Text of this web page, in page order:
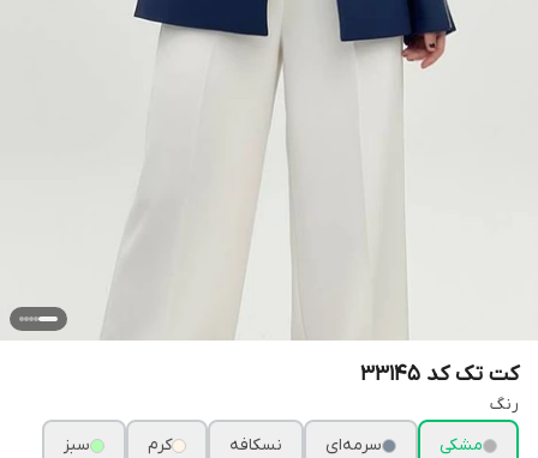
کت تک کد 33145
رنگ
مشکی
سرمه‌ای نسکافه کرم
سبز